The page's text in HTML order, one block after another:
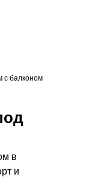
с балконом
в
и